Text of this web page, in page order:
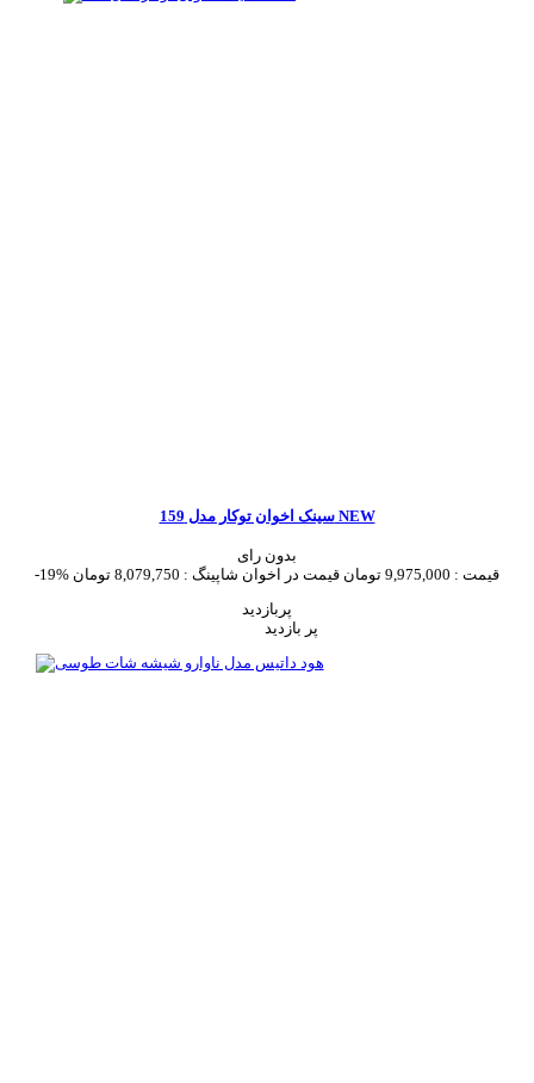
سینک اخوان توکار مدل 159 NEW
بدون رای
-19%
قیمت : 9,975,000 تومان قیمت در اخوان شاپینگ : 8,079,750 تومان
پربازدید
پر بازدید